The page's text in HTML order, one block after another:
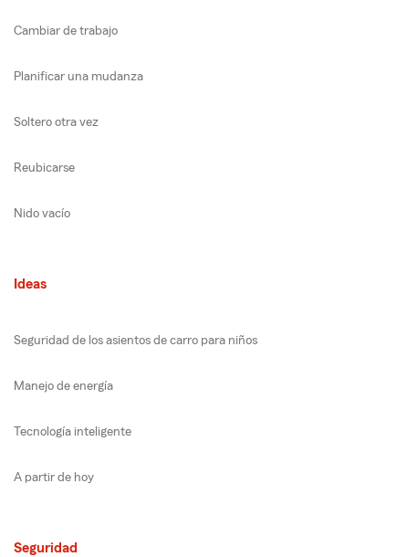
Cambiar de trabajo
Planificar una mudanza
Soltero otra vez
Reubicarse
Nido vacío
Ideas
Seguridad de los asientos de carro para niños
Manejo de energía
Tecnología inteligente
A partir de hoy
Seguridad